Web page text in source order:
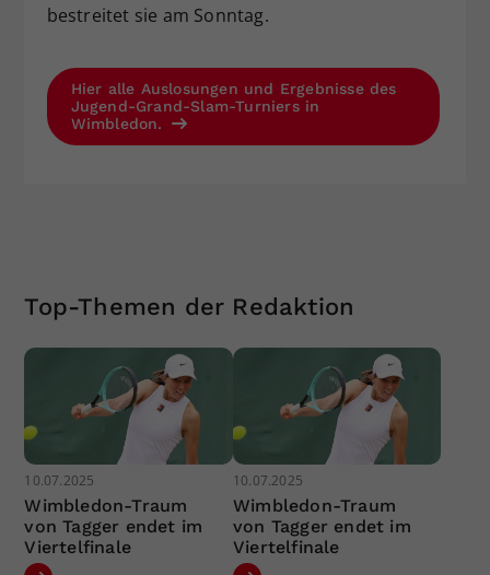
bestreitet sie am Sonntag.
Hier alle Auslosungen und Ergebnisse des
Jugend-Grand-Slam-Turniers in
Wimbledon.
Top-Themen der Redaktion
10.07.2025
Wimbledon-Traum
von Tagger endet im
Viertelfinale
10.07.2025
Wimbledon-Traum
von Tagger endet im
Viertelfinale